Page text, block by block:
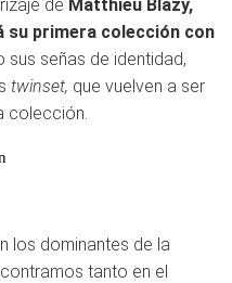
de Matthieu Blazy,
su primera colección con
sus señas de identidad,
twinset, que vuelven a ser
colección.
los dominantes de la
tanto en el